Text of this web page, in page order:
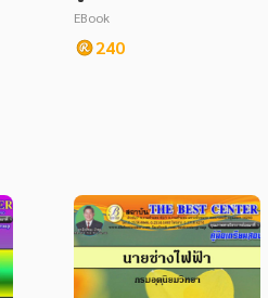
สนง.ปลัดกระทรวงศึกษา
ธิการ
EBook
240